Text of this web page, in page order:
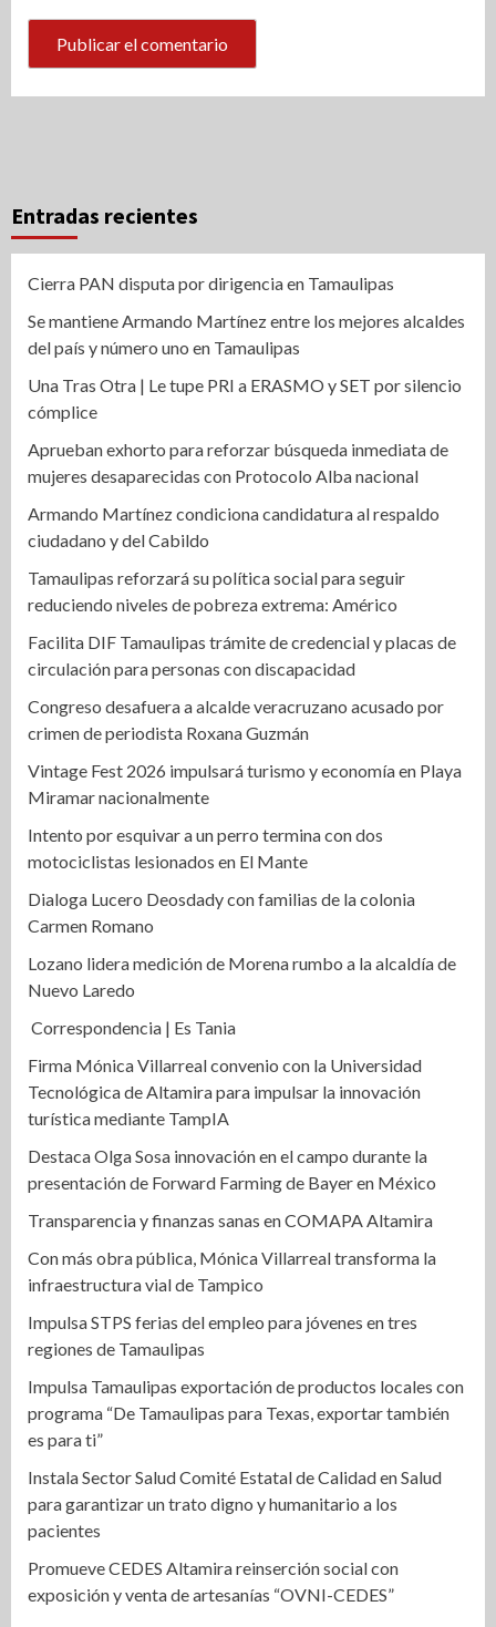
Entradas recientes
Cierra PAN disputa por dirigencia en Tamaulipas
Se mantiene Armando Martínez entre los mejores alcaldes
del país y número uno en Tamaulipas
Una Tras Otra | Le tupe PRI a ERASMO y SET por silencio
cómplice
Aprueban exhorto para reforzar búsqueda inmediata de
mujeres desaparecidas con Protocolo Alba nacional
Armando Martínez condiciona candidatura al respaldo
ciudadano y del Cabildo
Tamaulipas reforzará su política social para seguir
reduciendo niveles de pobreza extrema: Américo
Facilita DIF Tamaulipas trámite de credencial y placas de
circulación para personas con discapacidad
Congreso desafuera a alcalde veracruzano acusado por
crimen de periodista Roxana Guzmán
Vintage Fest 2026 impulsará turismo y economía en Playa
Miramar nacionalmente
Intento por esquivar a un perro termina con dos
motociclistas lesionados en El Mante
Dialoga Lucero Deosdady con familias de la colonia
Carmen Romano
Lozano lidera medición de Morena rumbo a la alcaldía de
Nuevo Laredo
Correspondencia | Es Tania
Firma Mónica Villarreal convenio con la Universidad
Tecnológica de Altamira para impulsar la innovación
turística mediante TampIA
Destaca Olga Sosa innovación en el campo durante la
presentación de Forward Farming de Bayer en México
Transparencia y finanzas sanas en COMAPA Altamira
Con más obra pública, Mónica Villarreal transforma la
infraestructura vial de Tampico
Impulsa STPS ferias del empleo para jóvenes en tres
regiones de Tamaulipas
Impulsa Tamaulipas exportación de productos locales con
programa “De Tamaulipas para Texas, exportar también
es para ti”
Instala Sector Salud Comité Estatal de Calidad en Salud
para garantizar un trato digno y humanitario a los
pacientes
Promueve CEDES Altamira reinserción social con
exposición y venta de artesanías “OVNI-CEDES”